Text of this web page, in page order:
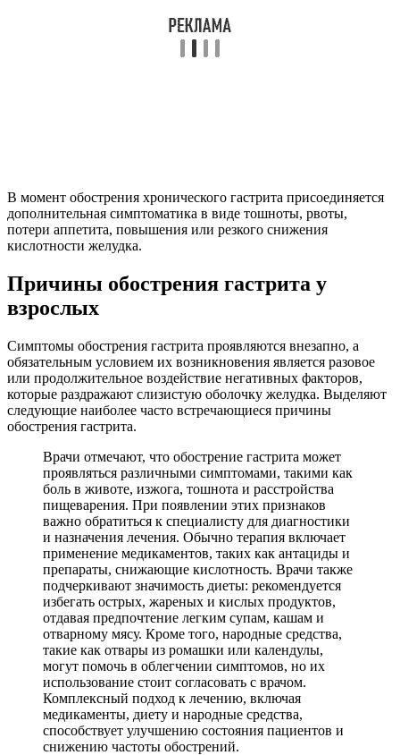
В момент обострения хронического гастрита присоединяется
дополнительная симптоматика в виде тошноты, рвоты,
потери аппетита, повышения или резкого снижения
кислотности желудка.
Причины обострения гастрита у
взрослых
Симптомы обострения гастрита проявляются внезапно, а
обязательным условием их возникновения является разовое
или продолжительное воздействие негативных факторов,
которые раздражают слизистую оболочку желудка. Выделяют
следующие наиболее часто встречающиеся причины
обострения гастрита.
Врачи отмечают, что обострение гастрита может
проявляться различными симптомами, такими как
боль в животе, изжога, тошнота и расстройства
пищеварения. При появлении этих признаков
важно обратиться к специалисту для диагностики
и назначения лечения. Обычно терапия включает
применение медикаментов, таких как антациды и
препараты, снижающие кислотность. Врачи также
подчеркивают значимость диеты: рекомендуется
избегать острых, жареных и кислых продуктов,
отдавая предпочтение легким супам, кашам и
отварному мясу. Кроме того, народные средства,
такие как отвары из ромашки или календулы,
могут помочь в облегчении симптомов, но их
использование стоит согласовать с врачом.
Комплексный подход к лечению, включая
медикаменты, диету и народные средства,
способствует улучшению состояния пациентов и
снижению частоты обострений.